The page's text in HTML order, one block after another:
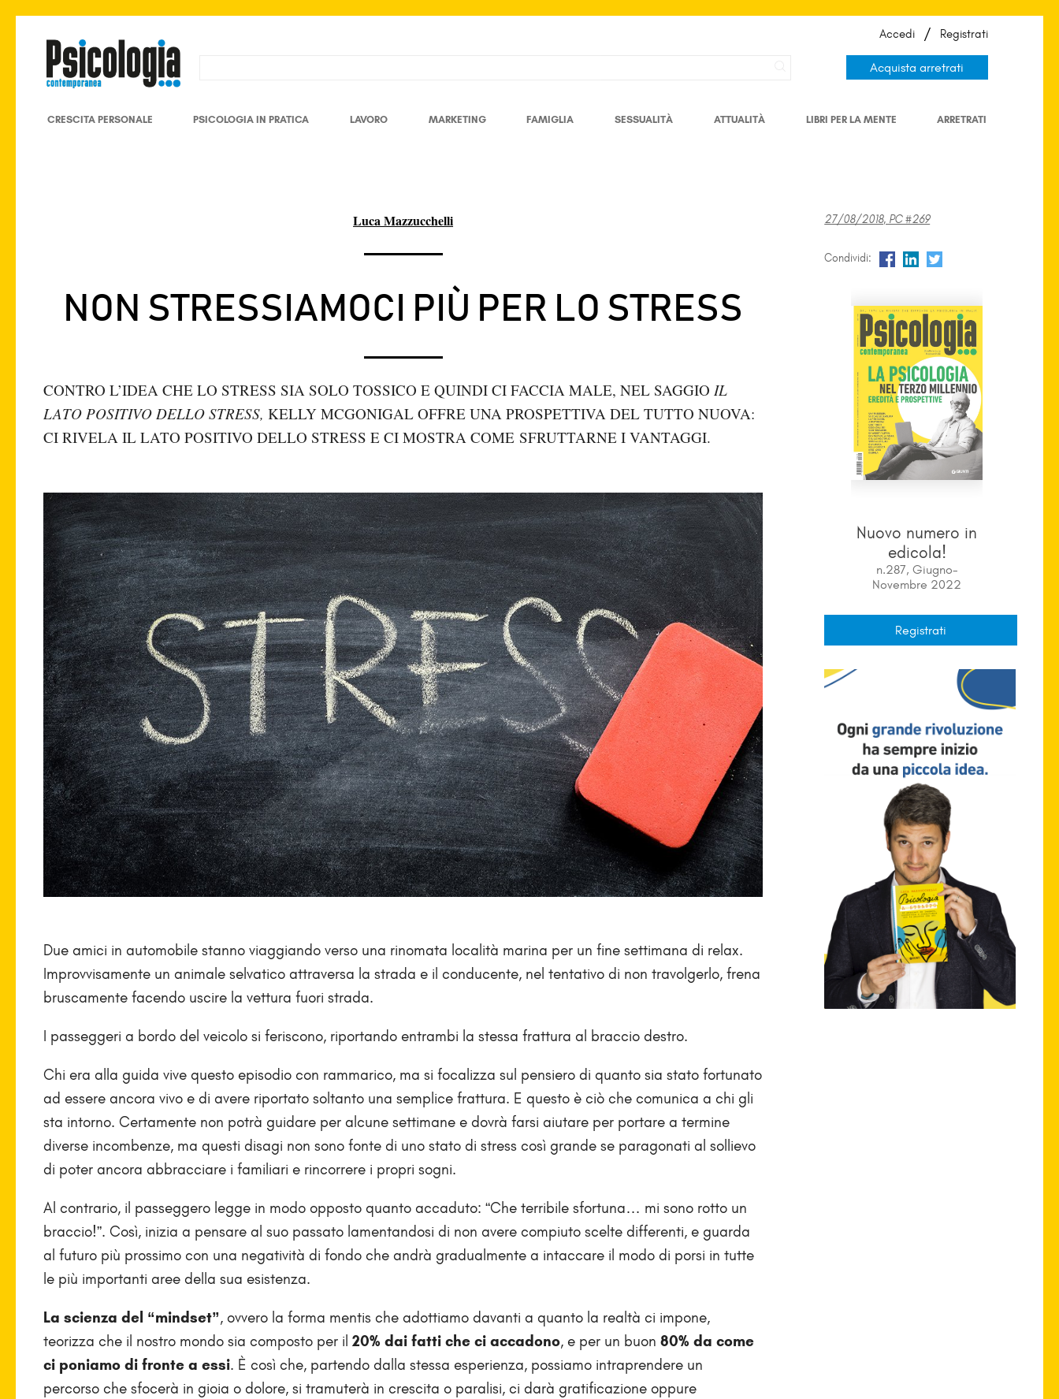
Acquista arretrati
Accedi / Registrati
CRESCITA PERSONALE PSICOLOGIA IN PRATICA LAVORO MARKETING FAMIGLIA SESSUALITÀ ATTUALITÀ LIBRI PER LA MENTE ARRETRATI
Luca Mazzucchelli
NON STRESSIAMOCI PIÙ PER LO STRESS
CONTRO L’IDEA CHE LO STRESS SIA SOLO TOSSICO E QUINDI CI FACCIA MALE, NEL SAGGIO IL
LATO POSITIVO DELLO STRESS, KELLY MCGONIGAL OFFRE UNA PROSPETTIVA DEL TUTTO NUOVA:
CI RIVELA IL LATO POSITIVO DELLO STRESS E CI MOSTRA COME SFRUTTARNE I VANTAGGI.
Due amici in automobile stanno viaggiando verso una rinomata località marina per un fine settimana di relax.
Improvvisamente un animale selvatico attraversa la strada e il conducente, nel tentativo di non travolgerlo, frena
bruscamente facendo uscire la vettura fuori strada.
I passeggeri a bordo del veicolo si feriscono, riportando entrambi la stessa frattura al braccio destro.
Chi era alla guida vive questo episodio con rammarico, ma si focalizza sul pensiero di quanto sia stato fortunato
ad essere ancora vivo e di avere riportato soltanto una semplice frattura. E questo è ciò che comunica a chi gli
sta intorno. Certamente non potrà guidare per alcune settimane e dovrà farsi aiutare per portare a termine
diverse incombenze, ma questi disagi non sono fonte di uno stato di stress così grande se paragonati al sollievo
di poter ancora abbracciare i familiari e rincorrere i propri sogni.
Al contrario, il passeggero legge in modo opposto quanto accaduto: “Che terribile sfortuna… mi sono rotto un
braccio!”. Così, inizia a pensare al suo passato lamentandosi di non avere compiuto scelte differenti, e guarda
al futuro più prossimo con una negatività di fondo che andrà gradualmente a intaccare il modo di porsi in tutte
le più importanti aree della sua esistenza.
La scienza del “mindset”, ovvero la forma mentis che adottiamo davanti a quanto la realtà ci impone,
teorizza che il nostro mondo sia composto per il20% dai fatti che ci accadono, e per un buon80% da come
ci poniamo di fronte a essi. È così che, partendo dalla stessa esperienza, possiamo intraprendere un
percorso che sfocerà in gioia o dolore, si tramuterà in crescita o paralisi, ci darà gratificazione oppure
27/08/2018, PC #269
Condividi:
Nuovo numero in
edicola!
n.287, Giugno-
Novembre 2022
Registrati